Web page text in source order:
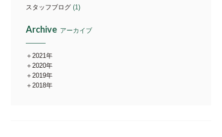
スタッフブログ (1)
Archive アーカイブ
2021年
2020年
2019年
2018年